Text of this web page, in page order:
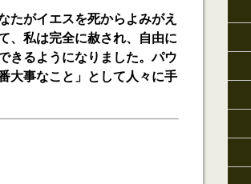
たがイエスを死からよみがえ
、私は完全に赦され、自由に
きるようになりました。パウ
大事なこと」として人々に手